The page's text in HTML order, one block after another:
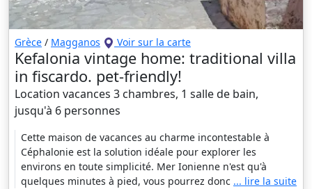
Grèce / Magganos Voir sur la carte
Kefalonia vintage home: traditional villa
in fiscardo. pet-friendly!
Location vacances 3 chambres, 1 salle de bain,
jusqu'à 6 personnes
Cette maison de vacances au charme incontestable à
Céphalonie est la solution idéale pour explorer les
environs en toute simplicité. Mer Ionienne n'est qu'à
quelques minutes à pied, vous pourrez donc ... lire la suite